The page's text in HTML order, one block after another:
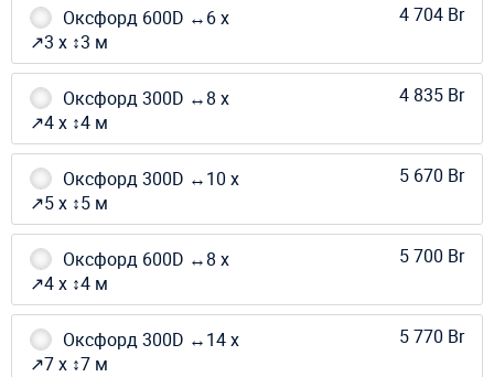
Оксфорд 600D ↔6 х
↗3 х ↕3 м
4 704 Br
Оксфорд 300D ↔8 х
↗4 х ↕4 м
4 835 Br
Оксфорд 300D ↔10 х
↗5 х ↕5 м
5 670 Br
Оксфорд 600D ↔8 х
↗4 х ↕4 м
5 700 Br
Оксфорд 300D ↔14 х
↗7 х ↕7 м
5 770 Br